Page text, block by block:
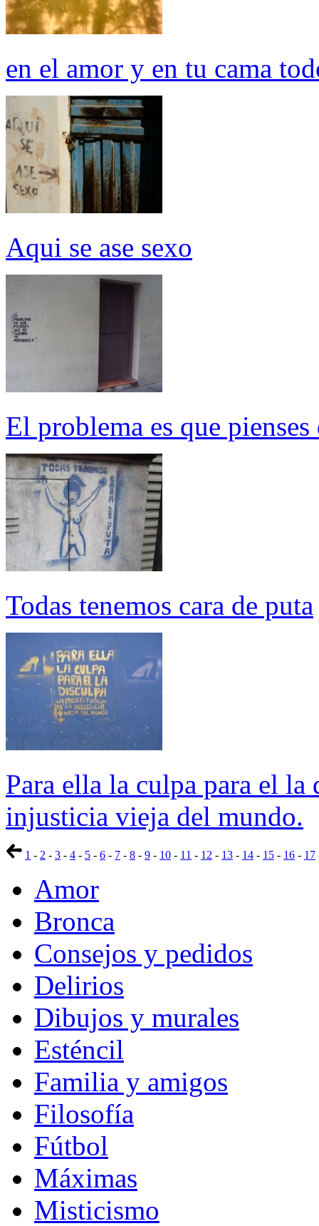
en el amor y en tu cama
Aqui se ase sexo
El problema es que
Todas tenemos cara de puta
Para ella la culpa para el
injusticia vieja del mundo.
1 - 2 - 3 - 4 - 5 - 6 - 7 - 8 - 9 - 10 - 11 - 12 - 13 - 14 - 15 - 16 - 17
Amor
Bronca
Consejos y pedidos
Delirios
Dibujos y murales
Esténcil
Familia y amigos
Filosofía
Fútbol
Máximas
Misticismo